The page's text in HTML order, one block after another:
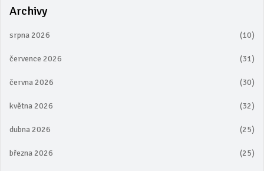
Archivy
srpna 2026 (10)
července 2026 (31)
června 2026 (30)
května 2026 (32)
dubna 2026 (25)
března 2026 (25)